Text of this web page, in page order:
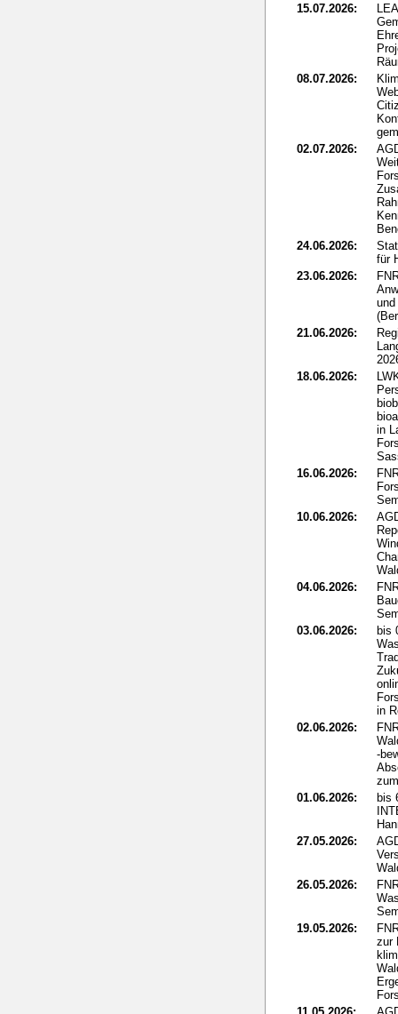
15.07.2026:
08.07.2026:
02.07.2026:
24.06.2026:
für
23.06.2026:
21.06.2026:
18.06.2026:
in
16.06.2026:
10.06.2026:
04.06.2026:
03.06.2026:
bis
in
02.06.2026:
-
01.06.2026:
bis
27.05.2026:
26.05.2026:
19.05.2026:
zur